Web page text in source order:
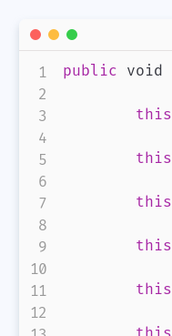
public void
this
this
this
this
this